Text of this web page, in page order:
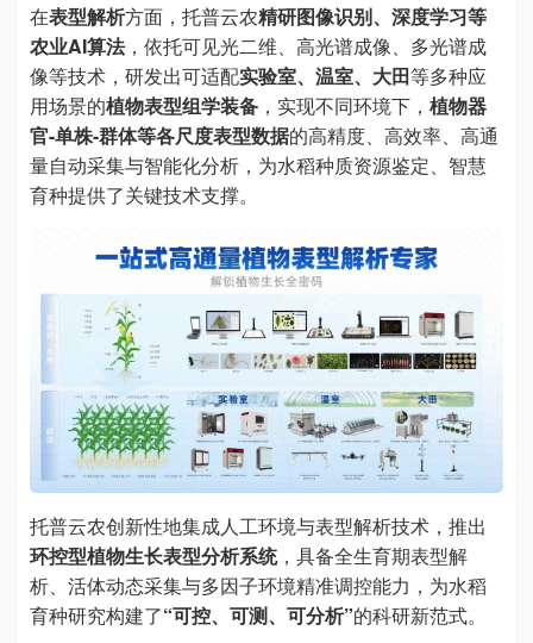
在表型解析方面，托普云农精研图像识别、深度学习等
农业AI算法，依托可见光二维、高光谱成像、多光谱成
像等技术 ， 研发出可适配实验室、温室、大田等多种应
用场景的植物表型组学装备 ，实现不同环境下， 植物器
官-单株-群体等各尺度表型数据的高精度、高效率、高通
量自动采集与智能化分析，为水稻种质资源鉴定、智慧
育种提供了关键技术支撑。
托普云农创新性地集成人工环境与表型解析技术，推出
环控型植物生长表型分析系统，具备全生育期表型解
析、活体动态采集与多因子环境精准调控能力 ，为水稻
育种研究构建了“可控、可测、可分析”的科研新范式。